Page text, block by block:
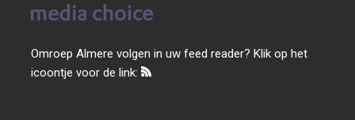
Omroep Almere volgen in uw feed reader? Klik op het
icoontje voor de link: